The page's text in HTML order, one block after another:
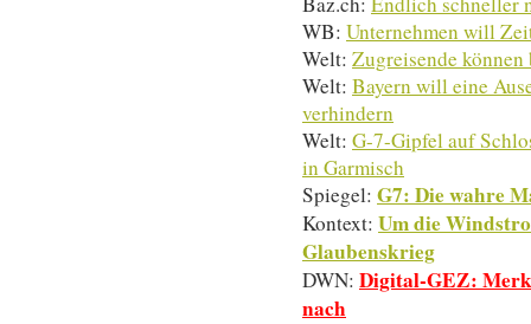
WB: Unternehmen will
Welt: Zugreisende
Welt: Bayern will eine
verhindern
Welt: G-7-Gipfel auf
in Garmisch
Spiegel: G7: Die wahre
Kontext: Um die
Glaubenskrieg
DWN: Digital-GEZ:
nach